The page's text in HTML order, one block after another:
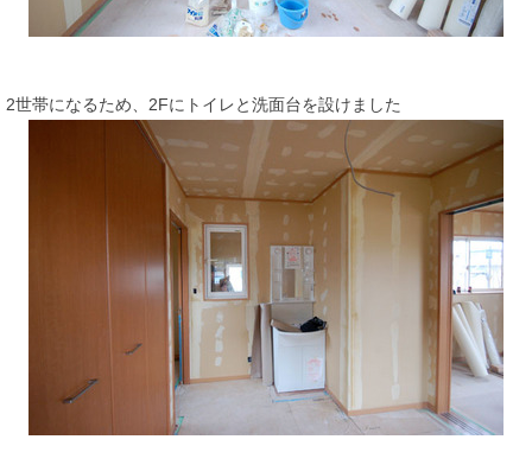
2世帯になるため、2Fにトイレと洗面台を設けました